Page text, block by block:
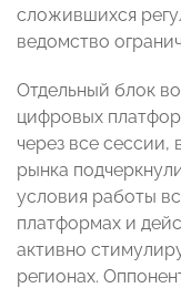
сложившихся
ведомство
Отдельный блок
цифровых
через все сессии,
рынка
условия работы
платформах и
активно
регионах.